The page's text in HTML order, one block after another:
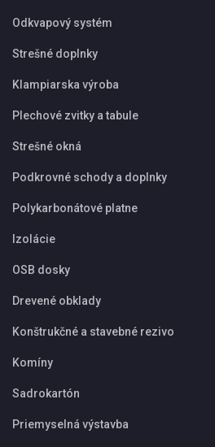
Odkvapový systém
Strešné doplnky
Klampiarska výroba
Plechové zvitky a tabule
Strešné okná
Podkrovné schody a doplnky
Polykarbonátové platne
Izolácie
OSB dosky
Drevené obklady
Konštrukčné a stavebné rezivo
Komíny
Sadrokartón
Priemyselná výstavba